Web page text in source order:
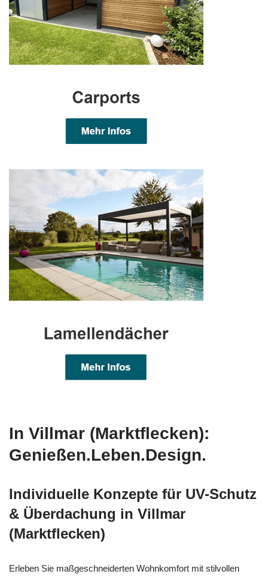
In Villmar (Marktflecken):
Genießen.Leben.Design.
Individuelle Konzepte für UV-Schutz
& Überdachung in Villmar
(Marktflecken)
Erleben Sie maßgeschneiderten Wohnkomfort mit stilvollen